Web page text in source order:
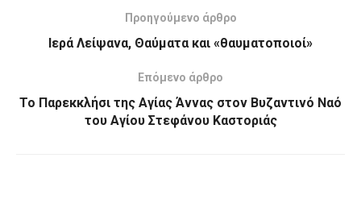
Προηγούμενο άρθρο
Ιερά Λείψανα, Θαύματα και «θαυματοποιοί»
Επόμενο άρθρο
Το Παρεκκλήσι της Αγίας Άννας στον Βυζαντινό Ναό
του Αγίου Στεφάνου Καστοριάς